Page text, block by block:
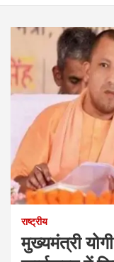
राष्ट्रीय
मुख्‍यमंत्री